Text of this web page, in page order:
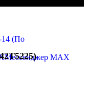
14 (По
Мессенджер MAX